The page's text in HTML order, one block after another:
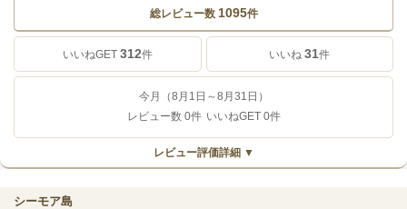
総レビュー数 1095件
いいねGET 312件 いいね31件
今月（8月1日～8月31日）
レビュー数 0件 いいねGET 0件
レビュー評価詳細 ▼
シーモア島